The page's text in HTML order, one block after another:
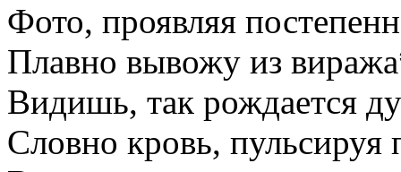
Фото, проявляя
Плавно вывожу из виража
Видишь, так рождается
Словно кровь, пульсируя